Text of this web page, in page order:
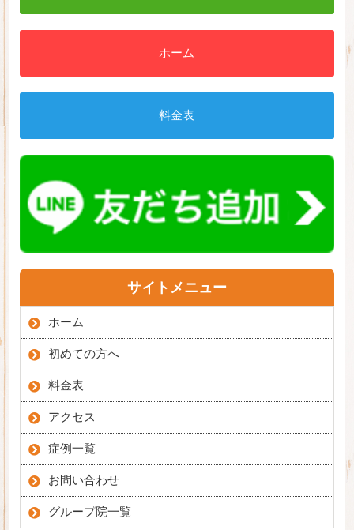
ホーム
料金表
サイトメニュー
ホーム
初めての方へ
料金表
アクセス
症例一覧
お問い合わせ
グループ院一覧